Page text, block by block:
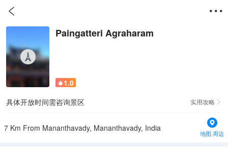
 
Paingatteri Agraharam
 1.0
具体开放时间需咨询景区
实用攻略 
7 Km From Mananthavady, Mananthavady, India
地图·周边